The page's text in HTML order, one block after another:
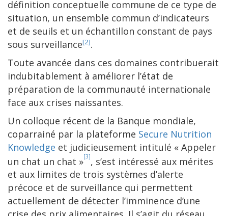
définition conceptuelle commune de ce type de
situation, un ensemble commun d’indicateurs
et de seuils et un échantillon constant de pays
sous surveillance[2].
Toute avancée dans ces domaines contribuerait
indubitablement à améliorer l’état de
préparation de la communauté internationale
face aux crises naissantes.
Un colloque récent de la Banque mondiale,
coparrainé par la plateforme Secure Nutrition
Knowledge et judicieusement intitulé « Appeler
un chat un chat »[3], s’est intéressé aux mérites
et aux limites de trois systèmes d’alerte
précoce et de surveillance qui permettent
actuellement de détecter l’imminence d’une